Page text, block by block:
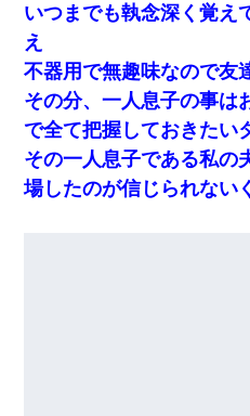
いつまでも執念深く覚え
え
不器用で無趣味なので友
その分、一人息子の事は
で全て把握しておきたい
その一人息子である私の
場したのが信じられない